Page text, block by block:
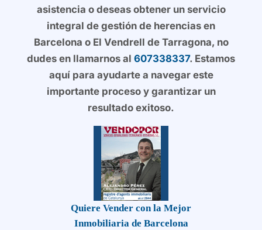
asistencia o deseas obtener un servicio
integral de gestión de herencias en
Barcelona o El Vendrell de Tarragona, no
dudes en llamarnos al 607338337. Estamos
aquí para ayudarte a navegar este
importante proceso y garantizar un
resultado exitoso.
Quiere Vender con la Mejor
Inmobiliaria de Barcelona